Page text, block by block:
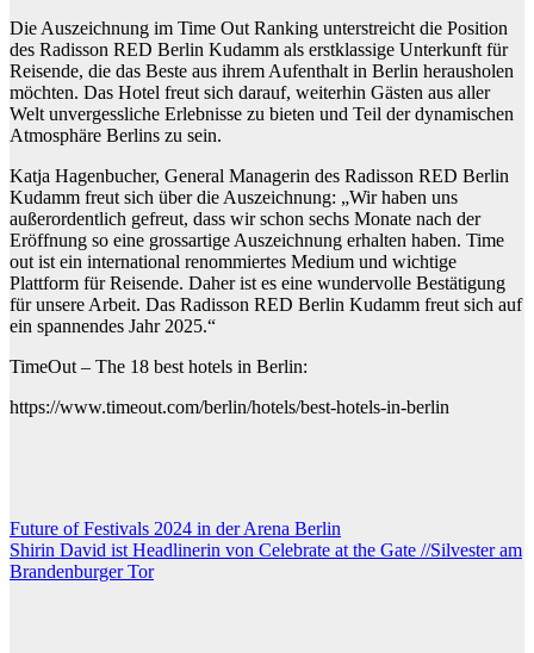
Die Auszeichnung im Time Out Ranking unterstreicht die Position
des Radisson RED Berlin Kudamm als erstklassige Unterkunft für
Reisende, die das Beste aus ihrem Aufenthalt in Berlin herausholen
möchten. Das Hotel freut sich darauf, weiterhin Gästen aus aller
Welt unvergessliche Erlebnisse zu bieten und Teil der dynamischen
Atmosphäre Berlins zu sein.
Katja Hagenbucher, General Managerin des Radisson RED Berlin
Kudamm freut sich über die Auszeichnung: „Wir haben uns
außerordentlich gefreut, dass wir schon sechs Monate nach der
Eröffnung so eine grossartige Auszeichnung erhalten haben. Time
out ist ein international renommiertes Medium und wichtige
Plattform für Reisende. Daher ist es eine wundervolle Bestätigung
für unsere Arbeit. Das Radisson RED Berlin Kudamm freut sich auf
ein spannendes Jahr 2025.“
TimeOut – The 18 best hotels in Berlin:
https://www.timeout.com/berlin/hotels/best-hotels-in-berlin
Beitragsnavigation
Future of Festivals 2024 in der Arena Berlin
Shirin David ist Headlinerin von Celebrate at the Gate //Silvester am
Brandenburger Tor